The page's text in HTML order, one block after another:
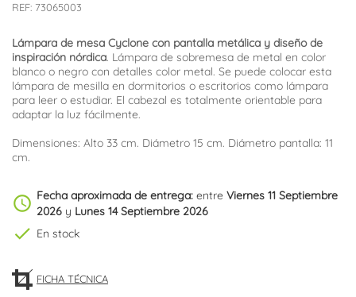
REF: 73065003
Lámpara de mesa Cyclone con pantalla metálica y diseño de
inspiración nórdica. Lámpara de sobremesa de metal en color
blanco o negro con detalles color metal. Se puede colocar esta
lámpara de mesilla en dormitorios o escritorios como lámpara
para leer o estudiar. El cabezal es totalmente orientable para
adaptar la luz fácilmente.
Dimensiones: Alto 33 cm. Diámetro 15 cm. Diámetro pantalla: 11
cm.
schedule Fecha aproximada de entrega: entre Viernes 11 Septiembre
2026 y Lunes 14 Septiembre 2026
check En stock
FICHA TÉCNICA